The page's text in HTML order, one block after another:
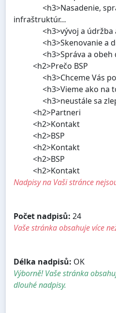
<h3>Nasadenie,
infraštruktúr…
<h3>vývoj a údržba
<h3>Skenovanie a
<h3>Správa a obeh
<h2>Prečo BSP
<h3>Chceme Vás
<h3>Vieme ako na
<h3>neustále sa
<h2>Partneri
<h2>Kontakt
<h2>BSP
<h2>Kontakt
<h2>BSP
<h2>Kontakt
Nadpisy na Vaši stránce
Počet nadpisů: 24
Vaše stránka obsahuje více
Délka nadpisů: OK
Výborně! Vaše stránka
dlouhé nadpisy.